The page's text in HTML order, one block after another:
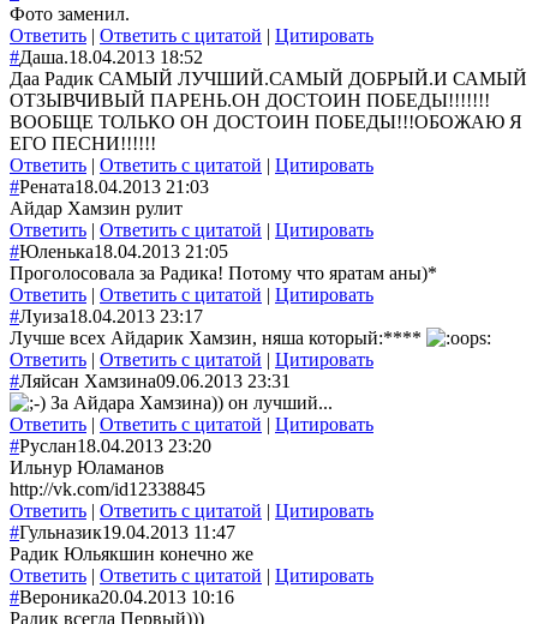
Фото заменил.
Ответить | Ответить с цитатой | Цитировать
#Даша.18.04.2013 18:52
Даа Радик САМЫЙ ЛУЧШИЙ.САМЫЙ ДОБРЫЙ.И САМЫЙ
ОТЗЫВЧИВЫЙ ПАРЕНЬ.ОН ДОСТОИН ПОБЕДЫ!!!!!!!
ВООБЩЕ ТОЛЬКО ОН ДОСТОИН ПОБЕДЫ!!!ОБОЖАЮ Я
ЕГО ПЕСНИ!!!!!!
Ответить | Ответить с цитатой | Цитировать
#Рената18.04.2013 21:03
Айдар Хамзин рулит
Ответить | Ответить с цитатой | Цитировать
#Юленька18.04.2013 21:05
Проголосовала за Радика! Потому что яратам аны)*
Ответить | Ответить с цитатой | Цитировать
#Луиза18.04.2013 23:17
Лучше всех Айдарик Хамзин, няша который:****
Ответить | Ответить с цитатой | Цитировать
#Ляйсан Хамзина09.06.2013 23:31
За Айдара Хамзина)) он лучший...
Ответить | Ответить с цитатой | Цитировать
#Руслан18.04.2013 23:20
Ильнур Юламанов
http://vk.com/id12338845
Ответить | Ответить с цитатой | Цитировать
#Гульназик19.04.2013 11:47
Радик Юльякшин конечно же
Ответить | Ответить с цитатой | Цитировать
#Вероника20.04.2013 10:16
Радик всегда Первый)))